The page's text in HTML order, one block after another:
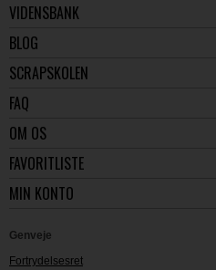
VIDENSBANK
BLOG
SCRAPSKOLEN
FAQ
OM OS
FAVORITLISTE
MIN KONTO
Genveje
Fortrydelsesret